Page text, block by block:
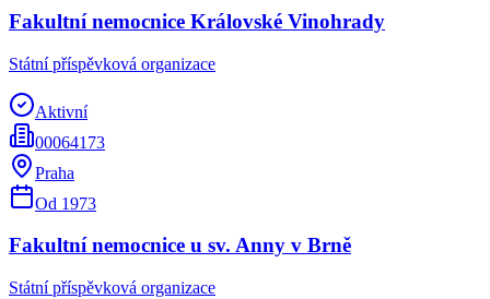
Fakultní nemocnice Královské Vinohrady
Státní příspěvková organizace
Aktivní
00064173
Praha
Od 1973
Fakultní nemocnice u sv. Anny v Brně
Státní příspěvková organizace